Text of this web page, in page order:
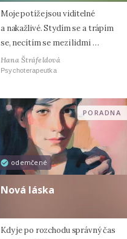
Moje potíže jsou viditelné
a nakažlivé. Stydím se a trápím
se, necítím se mezi lidmi …
Hana Štráfeldová
Psychoterapeutka
odemčené
PORADNA
Nová láska
Kdy je po rozchodu správný čas